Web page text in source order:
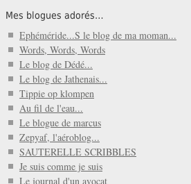
Mes blogues adorés…
Ephéméride...S le blog de ma moman...
Words, Words, Words
Le blog de Dédé...
Le blog de Jathenais...
Tippie op klompen
Au fil de l'eau...
Le blogue de marcus
Zepyaf, l'aéroblog...
SAUTERELLE SCRIBBLES
Je suis comme je suis
Le journal d'un avocat